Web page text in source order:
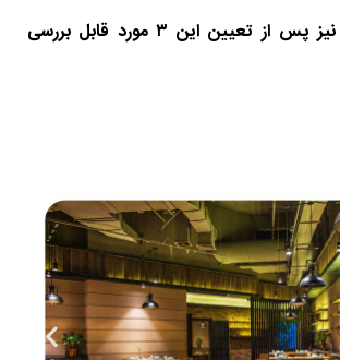
هزینه های دیگر نیز پس از تعیین این ۳ مورد قابل بررسی